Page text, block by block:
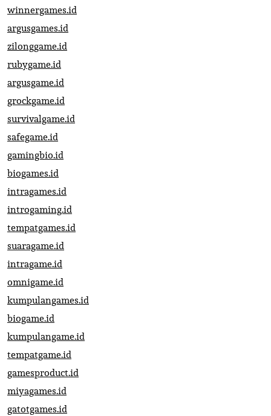
winnergames.id
argusgames.id
zilonggame.id
rubygame.id
argusgame.id
grockgame.id
survivalgame.id
safegame.id
gamingbio.id
biogames.id
intragames.id
introgaming.id
tempatgames.id
suaragame.id
intragame.id
omnigame.id
kumpulangames.id
biogame.id
kumpulangame.id
tempatgame.id
gamesproduct.id
miyagames.id
gatotgames.id